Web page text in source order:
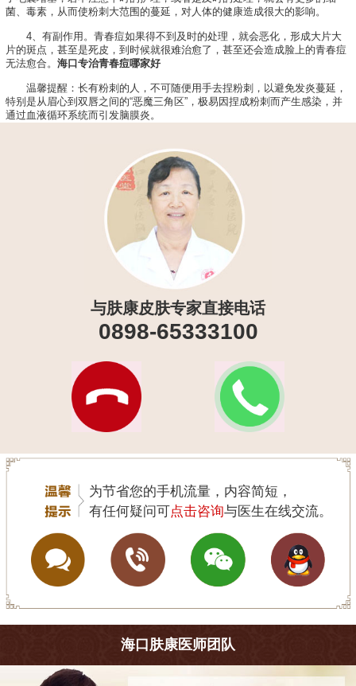
菌、毒素，从而使粉刺大范围的蔓延，对人体的健康造成很大的影响。
4、有副作用。青春痘如果得不到及时的处理，就会恶化，形成大片大
片的斑点，甚至是死皮，到时候就很难治愈了，甚至还会造成脸上的青春痘
无法愈合。 海口专治青春痘哪家好
温馨提醒：长有粉刺的人，不可随便用手去捏粉刺，以避免发炎蔓延，
特别是从眉心到双唇之间的“恶魔三角区”，极易因捏成粉刺而产生感染，并
通过血液循环系统而引发脑膜炎。
与肤康皮肤专家直接电话
0898-65333100
为节省您的手机流量，内容简短，
有任何疑问可点击咨询与医生在线交流。
海口肤康医师团队